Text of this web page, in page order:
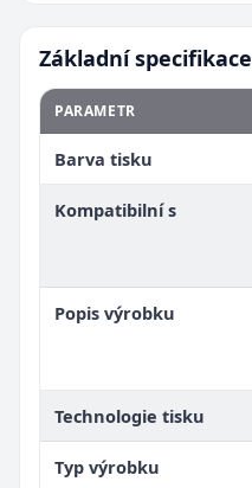
Základní specifikace
PARAMETR
Barva tisku
Kompatibilní s
Popis výrobku
Technologie tisku
Typ výrobku